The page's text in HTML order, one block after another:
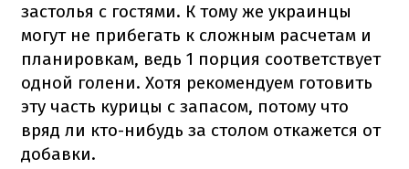
застолья с гостями. К тому же украинцы
могут не прибегать к сложным расчетам и
планировкам, ведь 1 порция соответствует
одной голени. Хотя рекомендуем готовить
эту часть курицы с запасом, потому что
вряд ли кто-нибудь за столом откажется от
добавки.